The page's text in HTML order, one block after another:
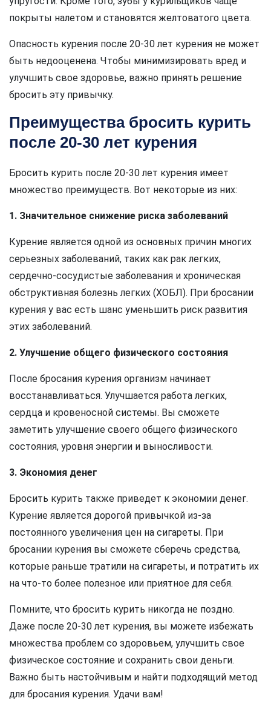
покрыты налетом и становятся желтоватого цвета.
Опасность курения после 20-30 лет курения не может
быть недооценена. Чтобы минимизировать вред и
улучшить свое здоровье, важно принять решение
бросить эту привычку.
Преимущества бросить курить
после 20-30 лет курения
Бросить курить после 20-30 лет курения имеет
множество преимуществ. Вот некоторые из них:
1. Значительное снижение риска заболеваний
Курение является одной из основных причин многих
серьезных заболеваний, таких как рак легких,
сердечно-сосудистые заболевания и хроническая
обструктивная болезнь легких (ХОБЛ). При бросании
курения у вас есть шанс уменьшить риск развития
этих заболеваний.
2. Улучшение общего физического состояния
После бросания курения организм начинает
восстанавливаться. Улучшается работа легких,
сердца и кровеносной системы. Вы сможете
заметить улучшение своего общего физического
состояния, уровня энергии и выносливости.
3. Экономия денег
Бросить курить также приведет к экономии денег.
Курение является дорогой привычкой из-за
постоянного увеличения цен на сигареты. При
бросании курения вы сможете сберечь средства,
которые раньше тратили на сигареты, и потратить их
на что-то более полезное или приятное для себя.
Помните, что бросить курить никогда не поздно.
Даже после 20-30 лет курения, вы можете избежать
множества проблем со здоровьем, улучшить свое
физическое состояние и сохранить свои деньги.
Важно быть настойчивым и найти подходящий метод
для бросания курения. Удачи вам!